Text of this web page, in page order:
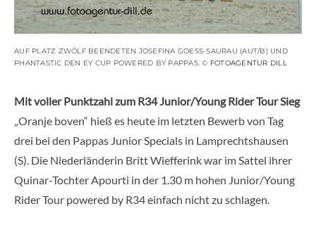
AUF PLATZ ZWÖLF BEENDETEN JOSEFINA GOESS-SAURAU (AUT/B) UND
PHANTASTIC DEN EY CUP POWERED BY PAPPAS. © FOTOAGENTUR DILL
Mit voller Punktzahl zum R34 Junior/Young Rider Tour Sieg
„Oranje boven“ hieß es heute im letzten Bewerb von Tag
drei bei den Pappas Junior Specials in Lamprechtshausen
(S). Die Niederländerin Britt Wiefferink war im Sattel ihrer
Quinar-Tochter Apourti in der 1.30 m hohen Junior/Young
Rider Tour powered by R34 einfach nicht zu schlagen.